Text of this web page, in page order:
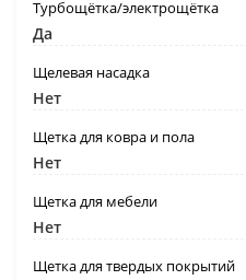
Турбощётка/электрощётка
Да
Щелевая насадка
Нет
Щетка для ковра и пола
Нет
Щетка для мебели
Нет
Щетка для твердых покрытий